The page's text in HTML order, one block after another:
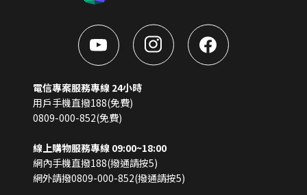
電信專案服務專線 24小時
用戶手機直撥188(免費)
0809-000-852(免費)
線上購物服務專線 09:00~18:00
網內手機直撥188(撥通請按5)
網外請撥0809-000-852(撥通請按5)